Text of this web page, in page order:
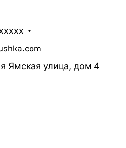
Ямская улица, дом 4